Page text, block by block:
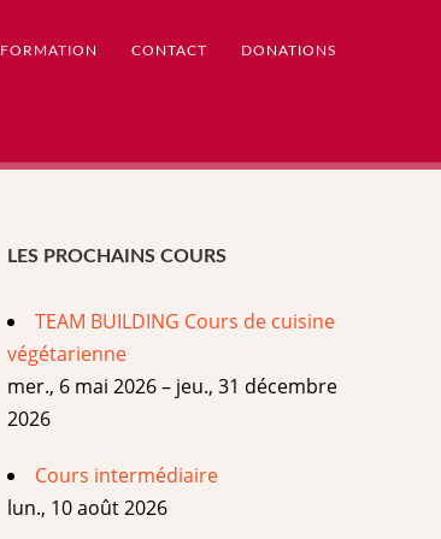
FORMATION CONTACT DONATIONS
LES PROCHAINS COURS
TEAM BUILDING Cours de cuisine
végétarienne
mer., 6 mai 2026 – jeu., 31 décembre
2026
Cours intermédiaire
lun., 10 août 2026